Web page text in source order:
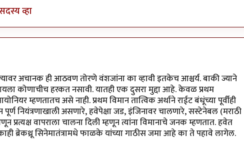
व्हा
अचानक ही आठवण तोरणे वंशजांना का व्हावी इतकेच आश्चर्य. बाकी ज्याने
कोणाचीच हरकत नसावी. यातही एक दुसरा मुद्दा आहे. केवळ प्रथम
म्हणतातच असे नाही. प्रथम विमान तात्विक अर्थाने राईट बंधूंच्या पूर्वीही
नियंत्रणाखाली असणारे, हवेपेक्षा जड, इंजिनावर चालणारे, सस्टेनेबल (मराठी
प्रत्यक्ष वापराला चालना दिली म्हणून त्यांना विमानाचे जनक म्हणतात. हवेत
ब्रेकथ्रू सिनेमातंत्रामधे फाळके यांच्या गाठीस जमा आहे का ते पहावे लागेल.